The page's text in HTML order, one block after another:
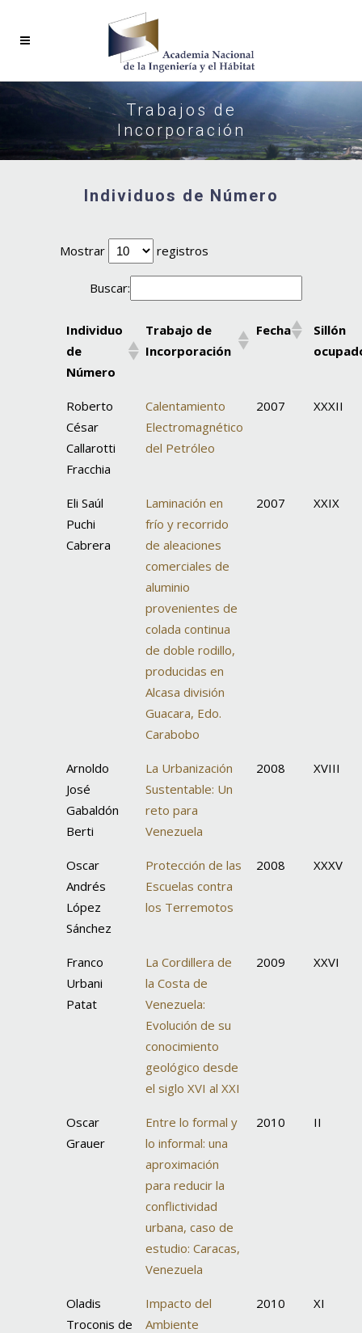
Trabajos de
Incorporación
Individuos de Número
Mostrar registros
Buscar:
Individuo
de
Número
Trabajo de
Incorporación
Fecha
Sillón
Roberto
César
Callarotti
Fracchia
Calentamiento
Electromagnético
del Petróleo
2007 XXXII
Eli Saúl
Puchi
Cabrera
Laminación en
frío y recorrido
de aleaciones
comerciales de
aluminio
provenientes de
colada continua
de doble rodillo,
producidas en
Alcasa división
Guacara, Edo.
Carabobo
2007 XXIX
Arnoldo
José
Gabaldón
Berti
La Urbanización
Sustentable: Un
reto para
Venezuela
2008 XVIII
Oscar
Andrés
López
Sánchez
Protección de las
Escuelas contra
los Terremotos
2008 XXXV
Franco
Urbani
Patat
La Cordillera de
la Costa de
Venezuela:
Evolución de su
conocimiento
geológico desde
el siglo XVI al XXI
2009 XXVI
Oscar
Grauer
Entre lo formal y
lo informal: una
aproximación
para reducir la
conflictividad
urbana, caso de
estudio: Caracas,
Venezuela
2010 II
Oladis
Troconis de
Impacto del
Ambiente
2010 XI